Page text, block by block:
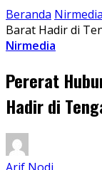
Beranda Nirmedia
Barat Hadir di
Nirmedia
Pererat
Hadir di